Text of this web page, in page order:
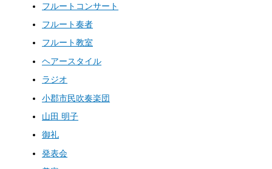
フルートコンサート
フルート奏者
フルート教室
ヘアースタイル
ラジオ
小郡市民吹奏楽団
山田 明子
御礼
発表会